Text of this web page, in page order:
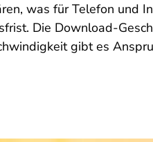
was für Telefon und
Die Download-
gibt es